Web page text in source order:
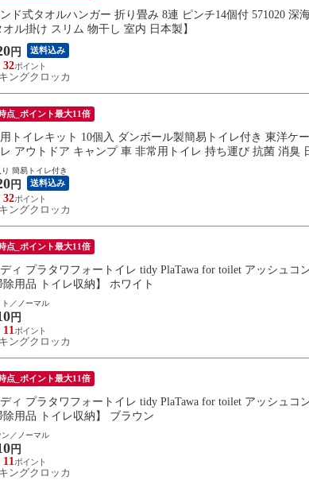
ド式タオルハンガー 折り畳み 8連 ピンチ14個付 571020
オル掛け スリム 物干し 室内 日本製】
円 送料込み
32
ングクロッカ
点_ポイント最大11倍
トイレキット 10個入 ダンボール製簡易トイレ付き 東洋ケ
レ アウトドア キャンプ 車 非常用トイレ 持ち運び 抗菌 消臭
り 簡易トイレ付き
円 送料込み
32
ングクロッカ
点_ポイント最大11倍
ィ プラタワフォートイレ tidy PlaTawa for toilet アッシュ
除用品 トイレ収納】 ホワイト
ト／ノーマル
円
11
ングクロッカ
点_ポイント最大11倍
ィ プラタワフォートイレ tidy PlaTawa for toilet アッシュ
除用品 トイレ収納】 ブラウン
ン／ノーマル
円
11
ングクロッカ